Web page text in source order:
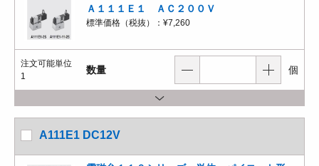
Ａ１１１Ｅ１ ＡＣ２００Ｖ
標準価格（税抜）： ¥7,260
注文可能単位
1
数量 個
A111E1 DC12V